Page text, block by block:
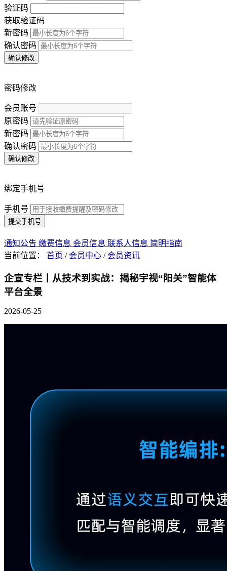
验证码
获取验证码
新密码
确认密码
确认修改
密码修改
会员账号
原密码
新密码
确认密码
确认修改
绑定手机号
手机号
提交手机号
通知公告 缴费信息 会员信息 联系人信息 简明指南
当前位置： 首页 / 会员中心 / 会员资讯
企宣专栏丨从技术到实战：揭秘宇视“阳关”智能体
平台全景
2026-05-25